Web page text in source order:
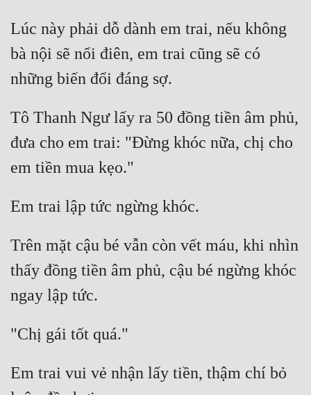
Huyền Ảo
Hài Hước
Hệ Thống
Học Đường
Khoa Huyễn
Khoa Huyễn Không Gian
Kinh Dị
Kỳ Huyễn
Làm Giàu
Lịch Sử
Mưu Mô
Lúc này phải dỗ dành em trai, nếu không
bà nội sẽ nổi điên, em trai cũng sẽ có
những biến đổi đáng sợ.
Tô Thanh Ngư lấy ra 50 đồng tiền âm phủ,
đưa cho em trai: "Đừng khóc nữa, chị cho
em tiền mua kẹo."
Em trai lập tức ngừng khóc.
Trên mặt cậu bé vẫn còn vết máu, khi nhìn
thấy đồng tiền âm phủ, cậu bé ngừng khóc
ngay lập tức.
"Chị gái tốt quá."
Em trai vui vẻ nhận lấy tiền, thậm chí bỏ